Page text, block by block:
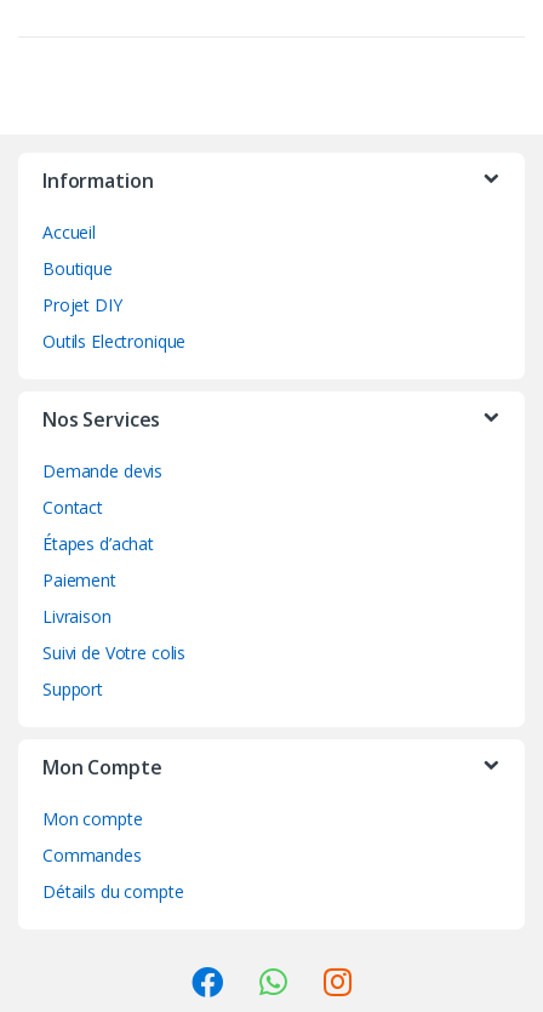
Information
Accueil
Boutique
Projet DIY
Outils Electronique
Nos Services
Demande devis
Contact
Étapes d’achat
Paiement
Livraison
Suivi de Votre colis
Support
Mon Compte
Mon compte
Commandes
Détails du compte